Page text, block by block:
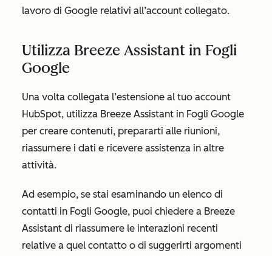
lavoro di Google relativi all’account collegato.
Utilizza Breeze Assistant in Fogli
Google
Una volta collegata l’estensione al tuo account
HubSpot, utilizza Breeze Assistant in Fogli Google
per creare contenuti, prepararti alle riunioni,
riassumere i dati e ricevere assistenza in altre
attività.
Ad esempio, se stai esaminando un elenco di
contatti in Fogli Google, puoi chiedere a Breeze
Assistant di riassumere le interazioni recenti
relative a quel contatto o di suggerirti argomenti